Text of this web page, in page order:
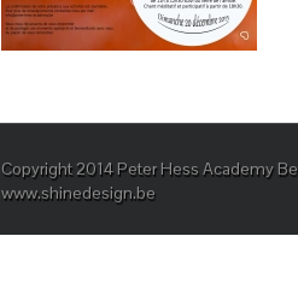
Copyright 2014 Peter Hess Academy
www.shinedesign.be